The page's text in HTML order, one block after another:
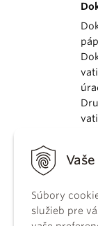
Súbory
služieb pre
KBS